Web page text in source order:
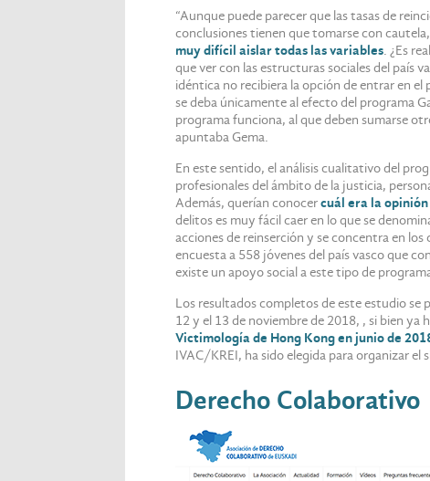
“Aunque puede parecer que las tasas de
conclusiones tienen que tomarse con
muy difícil aislar todas las variables. ¿Es
que ver con las estructuras sociales del país
idéntica no recibiera la opción de entrar en
se deba únicamente al efecto del programa
programa funciona, al que deben sumarse
apuntaba Gema.
En este sentido, el análisis cualitativo del
profesionales del ámbito de la justicia,
Además, querían conocercuál era la
delitos es muy fácil caer en lo que se
acciones de reinserción y se concentra en
encuesta a 558 jóvenes del país vasco que
existe un apoyo social a este tipo de
Los resultados completos de este estudio se
12 y el 13 de noviembre de 2018, , si bien ya
Victimología de Hong Kong en junio de
IVAC/KREI, ha sido elegida para organizar el
Derecho Colaborativo